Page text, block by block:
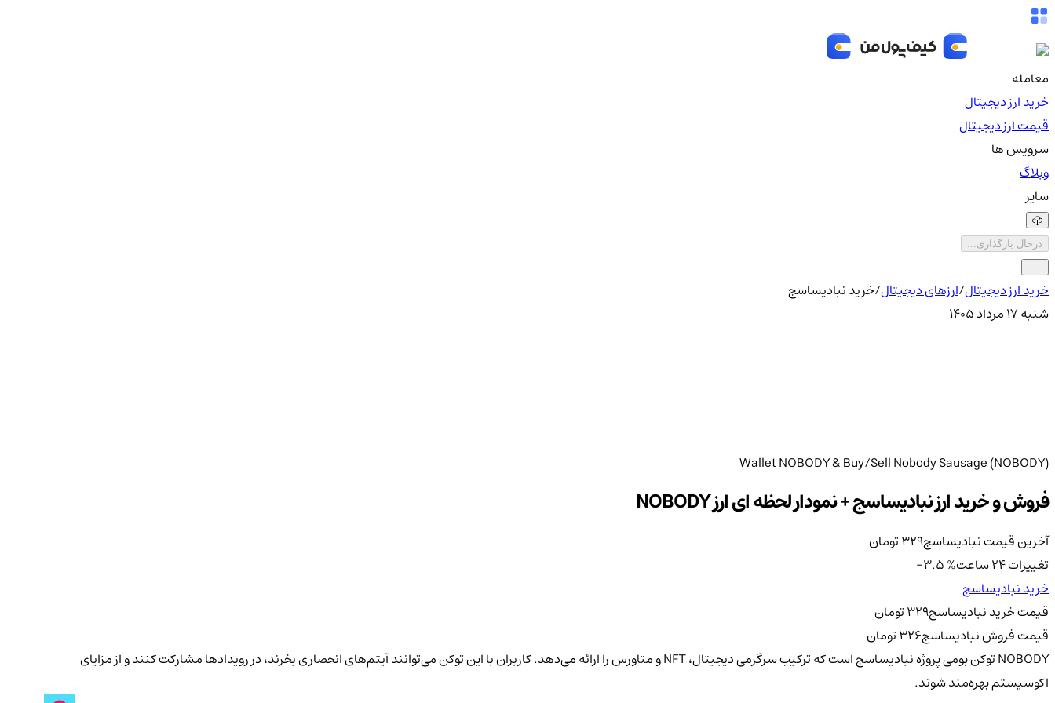
معامله
خرید ارز دیجیتال
قیمت ارز دیجیتال
سرویس ها
وبلاگ
سایر
درحال بارگذاری...
خرید ارز دیجیتال/ارزهای دیجیتال/خرید نباد‌یساسج
شنبه ۱۷ مرداد ۱۴۰۵
Wallet NOBODY & Buy/Sell Nobody Sausage (NOBODY)
فروش و خرید ارز نباد‌یساسج + نمودار لحظه ای ارز NOBODY
آخرین قیمت نباد‌یساسج329تومان
تغییرات 24 ساعت
-3.5%
خرید نباد‌یساسج
قیمت خرید نباد‌یساسج329تومان
قیمت فروش نباد‌یساسج326تومان
NOBODY توکن بومی پروژه نباد‌یساسج است که ترکیب سرگرمی دیجیتال، NFT و متاورس را ارائه می‌دهد. کاربران با این توکن می‌توانند آیتم‌های انحصاری بخرند، در رویدادها مشارکت کنند و از مزایای
اکوسیستم بهره‌مند شوند.